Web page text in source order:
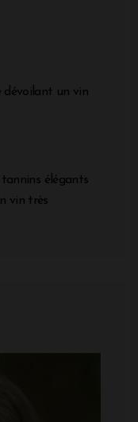
dévoilant un vin
élégants
vin très